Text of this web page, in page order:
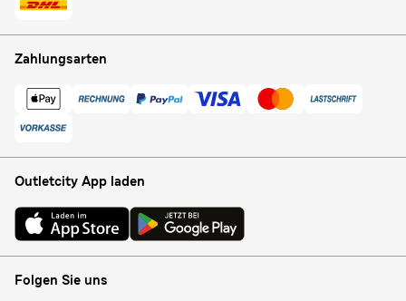
Zahlungsarten
Outletcity App laden
Folgen Sie uns